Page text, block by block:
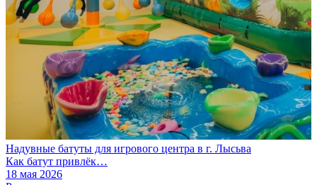
Надувные батуты для игрового центра в г. Лысьва
Как батут привлёк…
18 мая 2026